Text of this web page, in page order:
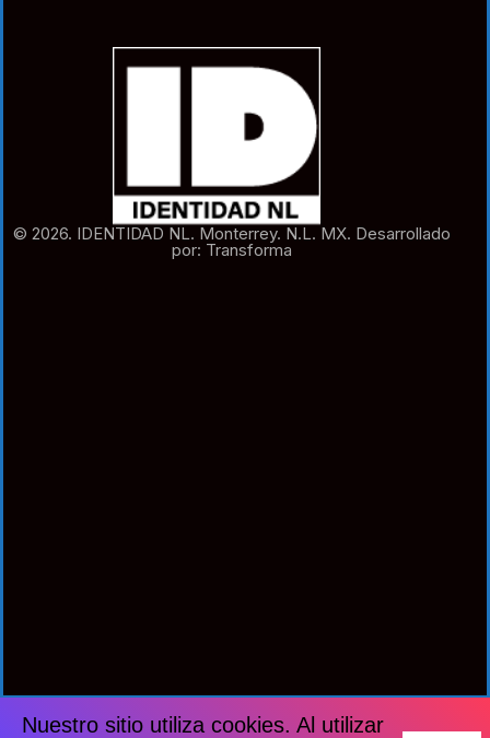
© 2026. IDENTIDAD NL. Monterrey. N.L. MX. Desarrollado
por: Transforma
Nuestro sitio utiliza cookies. Al utilizar